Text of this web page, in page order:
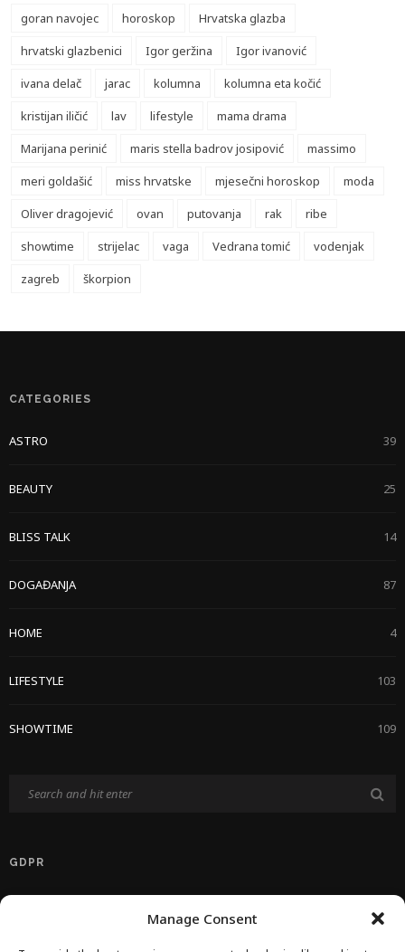
Manage Consent
goran navojec
horoskop
Hrvatska glazba
hrvatski glazbenici
Igor geržina
Igor ivanović
ivana delač
jarac kolumna
kolumna eta kočić
kristijan iličić
lav lifestyle
mama drama
Marijana perinić
maris stella badrov josipović
massimo
meri goldašić
miss hrvatske mjesečni horoskop
moda
Oliver dragojević
ovan putovanja rak
ribe
showtime
strijelac vaga Vedrana tomić
vodenjak
zagreb
škorpion
CATEGORIES
ASTRO 39
BEAUTY 25
BLISS TALK 14
DOGAĐANJA 87
HOME 4
LIFESTYLE 103
SHOWTIME 109
GDPR